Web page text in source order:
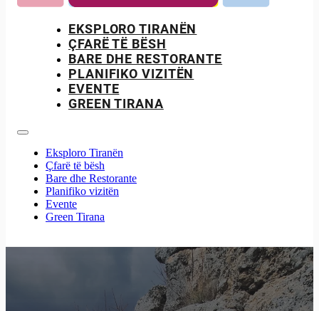
EKSPLORO TIRANËN
ÇFARË TË BËSH
BARE DHE RESTORANTE
PLANIFIKO VIZITËN
EVENTE
GREEN TIRANA
Eksploro Tiranën
Çfarë të bësh
Bare dhe Restorante
Planifiko vizitën
Evente
Green Tirana